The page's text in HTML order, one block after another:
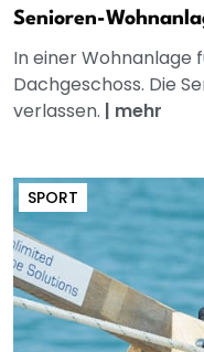
Senioren-
In einer Wohnanlage
Dachgeschoss. Die
verlassen. | mehr
SPORT